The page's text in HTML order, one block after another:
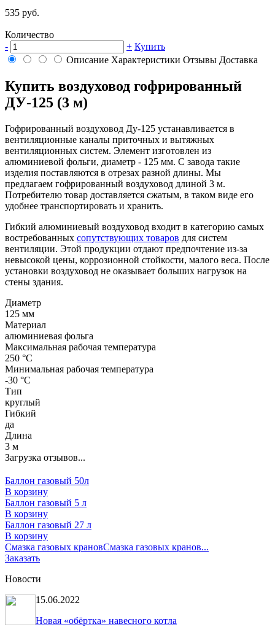
535 руб.
Количество
-
+ Купить
Описание Характеристики Отзывы Доставка
Купить воздуховод гофрированный
ДУ-125 (3 м)
Гофрированный воздуховод Ду-125 устанавливается в
вентиляционные каналы приточных и вытяжных
вентиляционных систем. Элемент изготовлен из
алюминиевой фольги, диаметр - 125 мм. С завода такие
изделия поставляются в отрезах разной длины. Мы
предлагаем гофрированный воздуховод длиной 3 м.
Потребителю товар доставляется сжатым, в таком виде его
удобнее транспортировать и хранить.
Гибкий алюминиевый воздуховод входит в категорию самых
востребованных сопутствующих товаров для систем
вентиляции. Этой продукции отдают предпочтение из-за
невысокой цены, коррозионной стойкости, малого веса. После
установки воздуховод не оказывает больших нагрузок на
стены здания.
Диаметр
125 мм
Материал
алюминиевая фольга
Максимальная рабочая температура
250 °С
Минимальная рабочая температура
-30 °С
Тип
круглый
Гибкий
да
Длина
3 м
Загрузка отзывов...
Баллон газовый 50л
В корзину
Баллон газовый 5 л
В корзину
Баллон газовый 27 л
В корзину
Смазка газовых крановСмазка газовых кранов...
Заказать
Новости
15.06.2022
Новая «обёртка» навесного котла